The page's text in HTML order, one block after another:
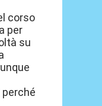
corso
per
su